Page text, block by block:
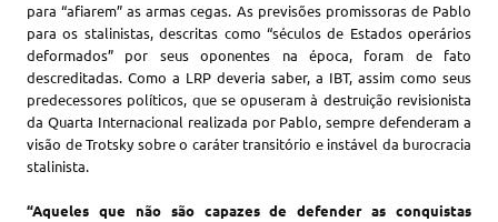
para “afiarem” as armas cegas. As previsões promissoras de Pablo
para os stalinistas, descritas como “séculos de Estados operários
deformados” por seus oponentes na época, foram de fato
descreditadas. Como a LRP deveria saber, a IBT, assim como seus
predecessores políticos, que se opuseram à destruição revisionista
da Quarta Internacional realizada por Pablo, sempre defenderam a
visão de Trotsky sobre o caráter transitório e instável da burocracia
stalinista.
“Aqueles que não são capazes de defender as conquistas